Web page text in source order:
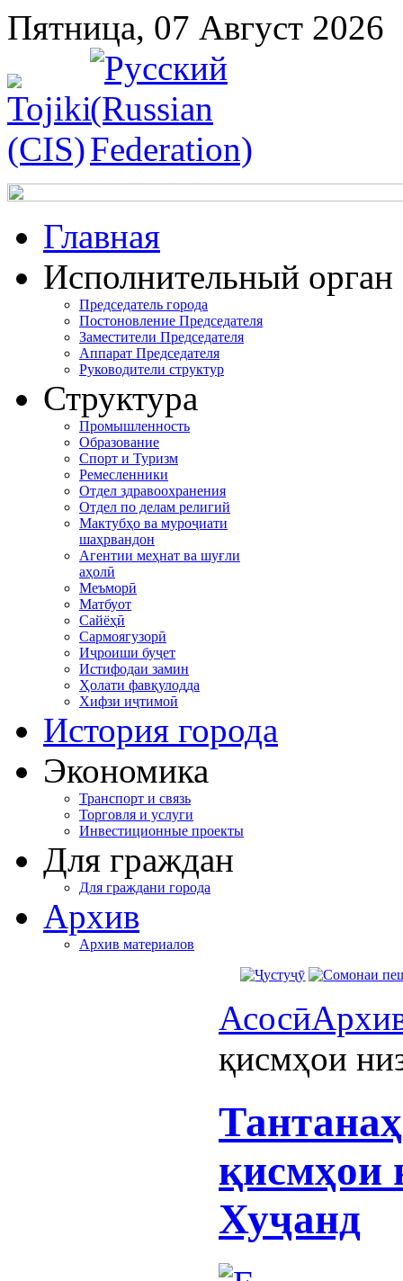
Пятница, 07 Август 2026
Главная
Исполнительный орган
Председатель города
Постоновление Председателя
Заместители Председателя
Аппарат Председателя
Руководители структур
Структура
Промышленность
Образование
Спорт и Туризм
Ремесленники
Отдел здравоохранения
Отдел по делам религий
Мактубҳо ва муроҷиати
шаҳрвандон
Агентии меҳнат ва шуғли
аҳолӣ
Меъморӣ
Матбуот
Сайёҳӣ
Сармоягузорӣ
Иҷроиши буҷет
Истифодаи замин
Ҳолати фавқулодда
Хифзи иҷтимоӣ
История города
Экономика
Транспорт и связь
Торговля и услуги
Инвестиционные проекты
Для граждан
Для граждани города
Архив
Архив материалов
Асосӣ
қисмҳои
қисмҳои
Хуҷанд